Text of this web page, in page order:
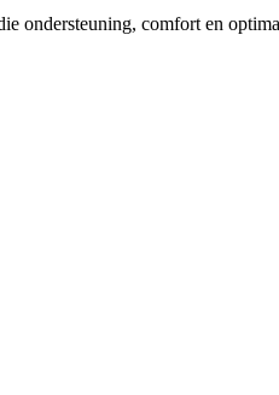
ondersteuning, comfort en